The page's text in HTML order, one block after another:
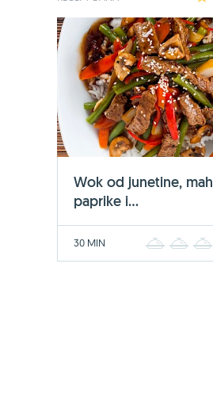
Wok od junetine,
paprike i...
30 MIN 2